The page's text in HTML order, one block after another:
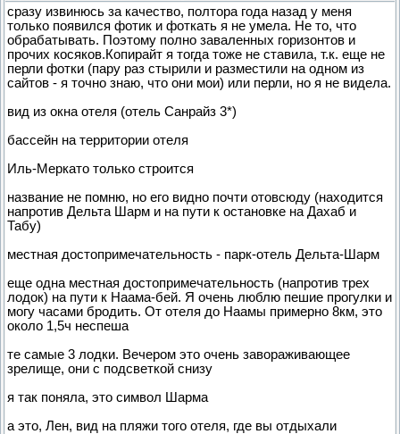
сразу извинюсь за качество, полтора года назад у меня
только появился фотик и фоткать я не умела. Не то, что
обрабатывать. Поэтому полно заваленных горизонтов и
прочих косяков.Копирайт я тогда тоже не ставила, т.к. еще не
перли фотки (пару раз стырили и разместили на одном из
сайтов - я точно знаю, что они мои) или перли, но я не видела.
вид из окна отеля (отель Санрайз 3*)
бассейн на территории отеля
Иль-Меркато только строится
название не помню, но его видно почти отовсюду (находится
напротив Дельта Шарм и на пути к остановке на Дахаб и
Табу)
местная достопримечательность - парк-отель Дельта-Шарм
еще одна местная достопримечательность (напротив трех
лодок) на пути к Наама-бей. Я очень люблю пешие прогулки и
могу часами бродить. От отеля до Наамы примерно 8км, это
около 1,5ч неспеша
те самые 3 лодки. Вечером это очень завораживающее
зрелище, они с подсветкой снизу
я так поняла, это символ Шарма
а это, Лен, вид на пляжи того отеля, где вы отдыхали